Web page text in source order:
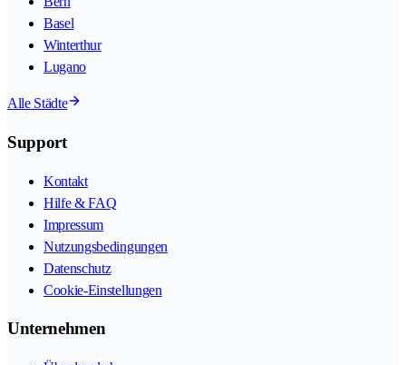
Basel
Winterthur
Lugano
Alle Städte
Support
Kontakt
Hilfe & FAQ
Impressum
Nutzungsbedingungen
Datenschutz
Cookie-Einstellungen
Unternehmen